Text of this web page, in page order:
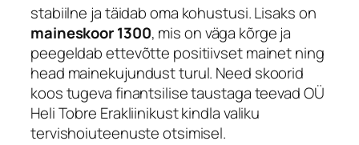
stabiilne ja täidab oma kohustusi. Lisaks on
maineskoor 1300, mis on väga kõrge ja
peegeldab ettevõtte positiivset mainet ning
head mainekujundust turul. Need skoorid
koos tugeva finantsilise taustaga teevad OÜ
Heli Tobre Erakliinikust kindla valiku
tervishoiuteenuste otsimisel.